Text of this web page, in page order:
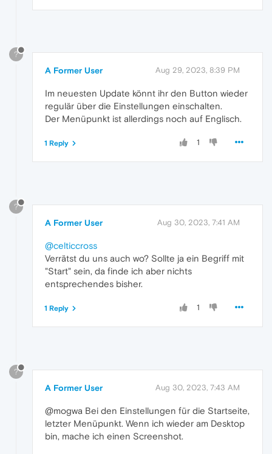
?
A Former User Aug 29, 2023, 8:39 PM
Im neuesten Update könnt ihr den Button wieder
regulär über die Einstellungen einschalten.
Der Menüpunkt ist allerdings noch auf Englisch.
1
1 Reply
?
A Former User Aug 30, 2023, 7:41 AM
@celticcross
Verrätst du uns auch wo? Sollte ja ein Begriff mit
"Start" sein, da finde ich aber nichts
entsprechendes bisher.
1
1 Reply
?
A Former User Aug 30, 2023, 7:43 AM
@mogwa Bei den Einstellungen für die Startseite,
letzter Menüpunkt. Wenn ich wieder am Desktop
bin, mache ich einen Screenshot.